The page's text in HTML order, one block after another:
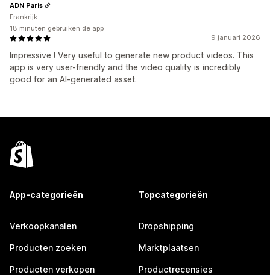
9 januari 2026
Impressive ! Very useful to generate new product videos. This
app is very user-friendly and the video quality is incredibly
good for an AI-generated asset.
ADN Paris
Frankrijk
18 minuten gebruiken de app
App-categorieën
Verkoopkanalen
Producten zoeken
Producten verkopen
Topcategorieën
Dropshipping
Marktplaatsen
Productrecensies